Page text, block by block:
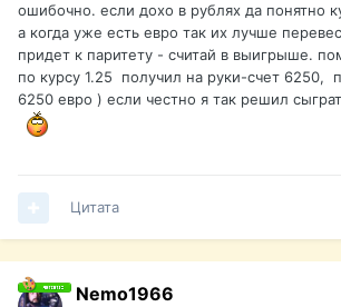
ошибочно. если дохо в рублях да понятно
а когда уже есть евро так их лучше
придет к паритету - считай в выигрыше.
по курсу 1.25 получил на руки-счет 6250,
6250 евро ) если честно я так решил
Цитата
Nemo1966